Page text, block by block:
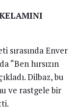
sırasında Enver
“Ben hırsızın
Dilbaz, bu
ve rastgele bir